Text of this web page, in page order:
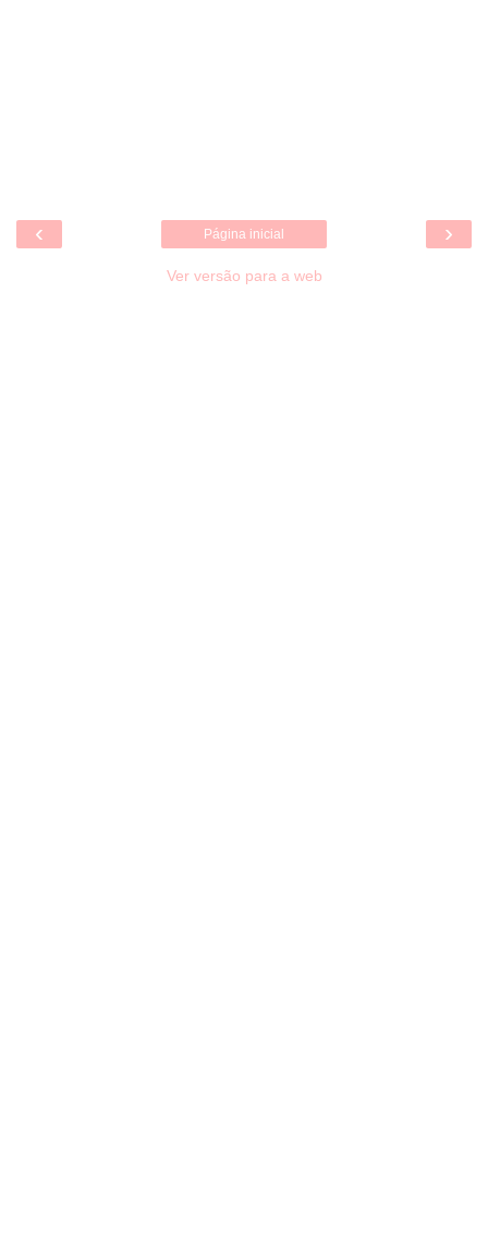
‹ ›
Página inicial
Ver versão para a web